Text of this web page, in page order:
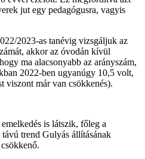
jut egy pedagógusra, vagyis
2023-as tanévig vizsgáljuk az
akkor az óvodán kívül
ma alacsonyabb az arányszám,
2022-ben ugyanúgy 10,5 volt,
viszont már van csökkenés).
is látszik, főleg a
trend Gulyás állításának